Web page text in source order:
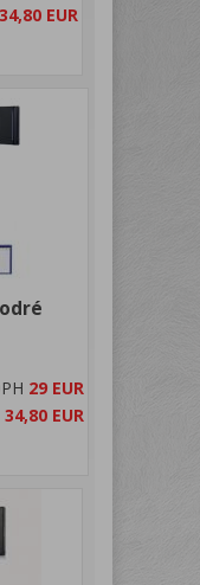
34,80 EUR
29 EUR
34,80 EUR